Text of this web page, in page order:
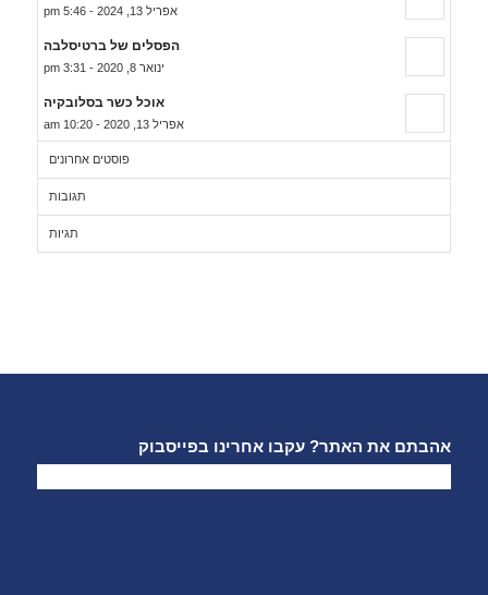
אפריל 13, 2024 - 5:46 pm
הפסלים של ברטיסלבה
ינואר 8, 2020 - 3:31 pm
אוכל כשר בסלובקיה
אפריל 13, 2020 - 10:20 am
פוסטים אחרונים
תגובות
תגיות
אהבתם את האתר? עקבו אחרינו בפייסבוק